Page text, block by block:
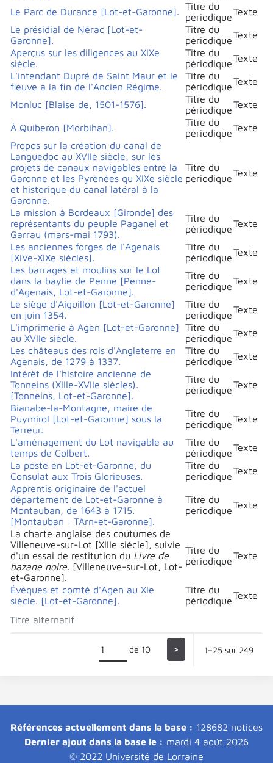
Titre alternatif
Le Parc de Durance [Lot-et-Garonne].
Titre du
périodiqueTexte
Le présidial de Nérac [Lot-et-
Garonne].
Titre du
périodiqueTexte
Aperçus sur les diligences au XIXe
siècle.
Titre du
périodiqueTexte
L'intendant Dupré de Saint Maur et le
fleuve à la fin de l'Ancien Régime.
Titre du
périodiqueTexte
Monluc [Blaise de, 1501-1576].
Titre du
périodiqueTexte
À Quiberon [Morbihan].
Titre du
périodiqueTexte
Propos sur la création du canal de
Languedoc au XVIIe siècle, sur les
projets de canaux navigables entre la
Garonne et les Pyrénées qu XIXe siècle
et historique du canal latéral à la
Garonne.
Titre du
périodiqueTexte
La mission à Bordeaux [Gironde] des
représentants du peuple Paganel et
Garrau (mars-mai 1793).
Titre du
périodiqueTexte
Les anciennes forges de l'Agenais
[XIVe-XIXe siècles].
Titre du
périodiqueTexte
Les barrages et moulins sur le Lot
dans la baylie de Penne [Penne-
d'Agenais, Lot-et-Garonne].
Titre du
périodiqueTexte
Le siège d'Aiguillon [Lot-et-Garonne]
en juin 1354.
Titre du
périodiqueTexte
L'imprimerie à Agen [Lot-et-Garonne]
au XVIIe siècle.
Titre du
périodiqueTexte
Les châteaus des rois d'Angleterre en
Agenais, de 1279 à 1337.
Titre du
périodiqueTexte
Intérêt de l'histoire ancienne de
Tonneins (XIIIe-XVIIe siècles).
[Tonneins, Lot-et-Garonne].
Titre du
périodiqueTexte
Bianabe-la-Montagne, maire de
Puymirol [Lot-et-Garonne] sous la
Terreur.
Titre du
périodiqueTexte
L'aménagement du Lot navigable au
temps de Colbert.
Titre du
périodiqueTexte
La poste en Lot-et-Garonne, du
Consulat aux Trois Glorieuses.
Titre du
périodiqueTexte
Apprentis originaire de l'actuel
département de Lot-et-Garonne à
Montauban, de 1643 à 1715.
[Montauban : TArn-et-Garonne].
Titre du
périodiqueTexte
La charte anglaise des coutumes de
Villeneuve-sur-Lot [XIIIe siècle], suivie
d'un essai de restitution du Livre de
bazane noire . [Villeneuve-sur-Lot, Lot-
et-Garonne].
Titre du
périodiqueTexte
Évêques et comté d'Agen au XIe
siècle. [Lot-et-Garonne].
Titre du
périodiqueTexte
de 10 > 1–25 sur 249
Références actuellement dans la base : 128682 notices
Dernier ajout dans la base le : mardi 4 août 2026
© 2022 Université de Lorraine